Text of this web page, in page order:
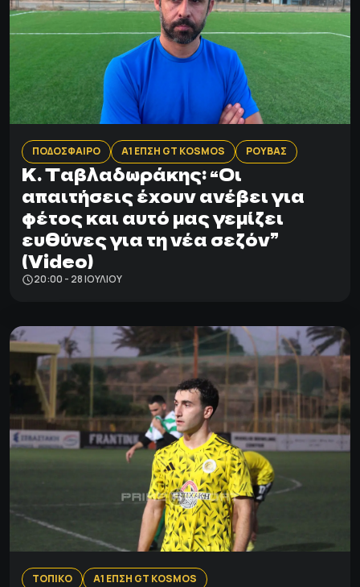
ΠΟΔΟΣΦΑΙΡΟ Α1 ΕΠΣΗ GT KOSMOS ΡΟΥΒΑΣ
K. Tαβλαδωράκης: “Oι
απαιτήσεις έχουν ανέβει για
φέτος και αυτό μας γεμίζει
ευθύνες για τη νέα σεζόν”
(Video)
20:00 - 28 ΙΟΥΛΊΟΥ
ΤΟΠΙΚΟ Α1 ΕΠΣΗ GT KOSMOS